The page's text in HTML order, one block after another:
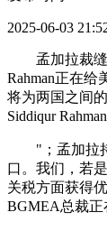
2025-06-03
孟加拉裁缝
Rahman正在
将为两国之间
Siddiqur
"；孟加拉持
口。我们，若
关税方面获得
BGMEA总裁正